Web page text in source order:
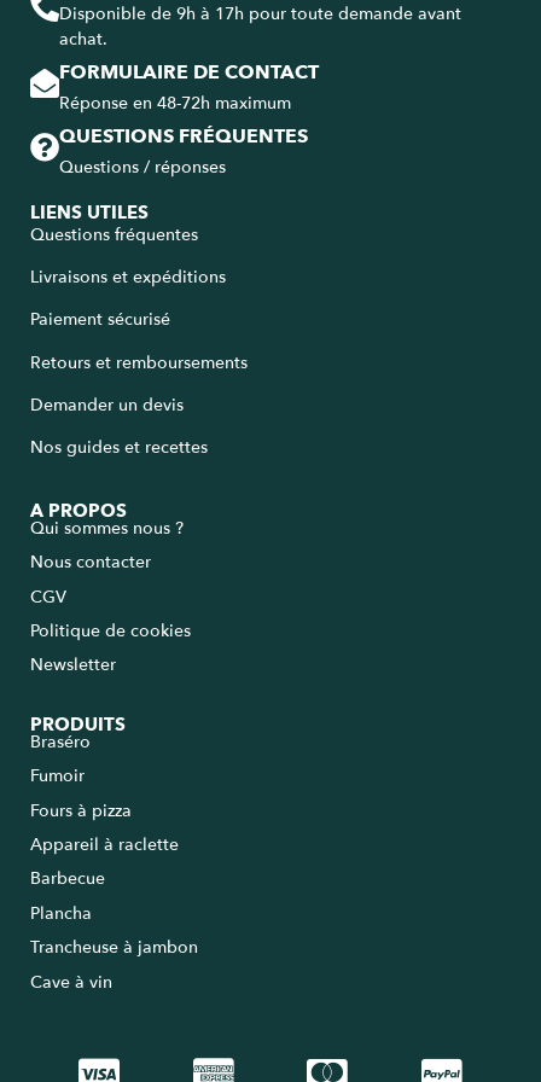
Disponible de 9h à 17h pour toute demande avant
achat.
FORMULAIRE DE CONTACT
Réponse en 48-72h maximum
QUESTIONS FRÉQUENTES
Questions / réponses
LIENS UTILES
Questions fréquentes
Livraisons et expéditions
Paiement sécurisé
Retours et remboursements
Demander un devis
Nos guides et recettes
A PROPOS
Qui sommes nous ?
Nous contacter
CGV
Politique de cookies
Newsletter
PRODUITS
Braséro
Fumoir
Fours à pizza
Appareil à raclette
Barbecue
Plancha
Trancheuse à jambon
Cave à vin